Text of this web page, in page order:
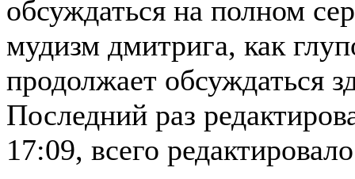
обсуждаться на полном
мудизм дмитрига, как
продолжает обсуждаться
Последний раз
17:09, всего